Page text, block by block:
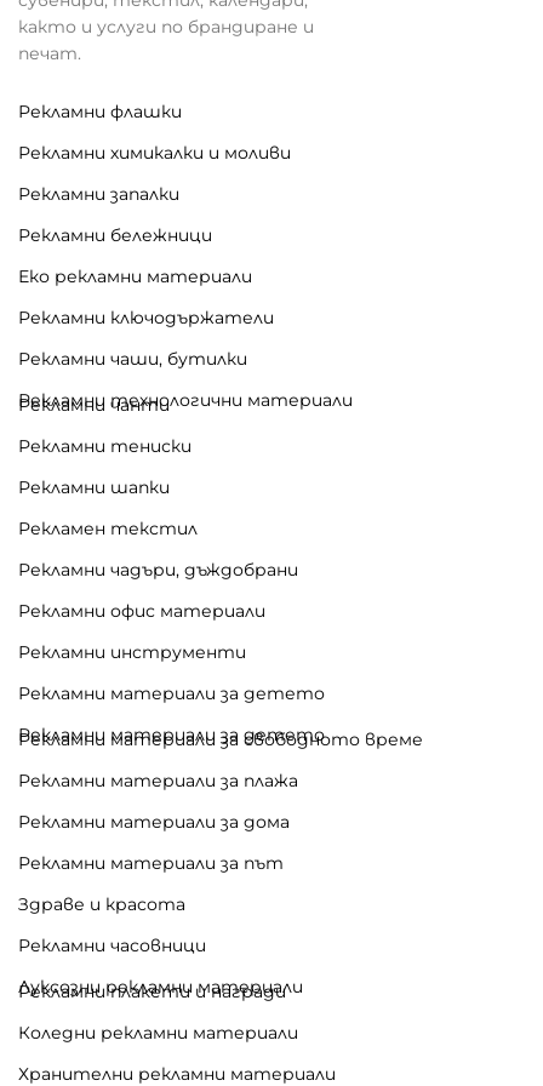
както и услуги по брандиране и
печат.
Рекламни флашки
Рекламни химикалки и моливи
Рекламни запалки
Рекламни бележници
Еко рекламни материали
Рекламни ключодържатели
Рекламни чаши, бутилки
Рекламни технологични материали
Рекламни чанти
Рекламни тениски
Рекламни шапки
Рекламен текстил
Рекламни чадъри, дъждобрани
Рекламни офис материали
Рекламни инструменти
Рекламни материали за детето
Рекламни материали за детето
Рекламни материали за свободното време
Рекламни материали за плажа
Рекламни материали за дома
Рекламни материали за път
Здраве и красота
Рекламни часовници
Луксозни рекламни материали
Рекламни плакети и награди
Коледни рекламни материали
Хранителни рекламни материали